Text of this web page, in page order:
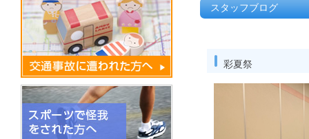
スタッフブログ
彩夏祭